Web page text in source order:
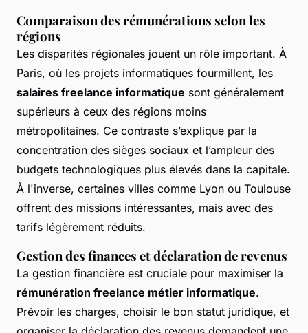
Comparaison des rémunérations selon les
régions
Les disparités régionales jouent un rôle important. À
Paris, où les projets informatiques fourmillent, les
salaires freelance informatique sont généralement
supérieurs à ceux des régions moins
métropolitaines. Ce contraste s’explique par la
concentration des sièges sociaux et l’ampleur des
budgets technologiques plus élevés dans la capitale.
À l'inverse, certaines villes comme Lyon ou Toulouse
offrent des missions intéressantes, mais avec des
tarifs légèrement réduits.
Gestion des finances et déclaration de revenus
La gestion financière est cruciale pour maximiser la
rémunération freelance métier informatique.
Prévoir les charges, choisir le bon statut juridique, et